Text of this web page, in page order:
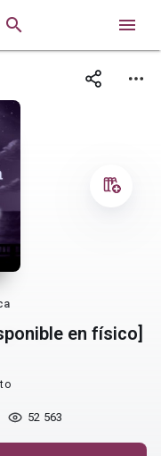
 
en físico]
52 563